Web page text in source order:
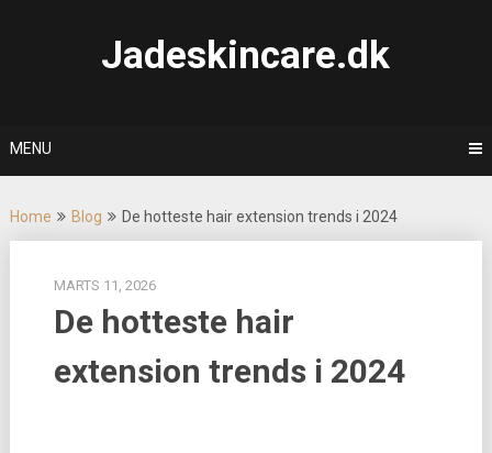
Jadeskincare.dk
MENU
Home Blog De hotteste hair extension trends i 2024
MARTS 11, 2026
De hotteste hair
extension trends i 2024